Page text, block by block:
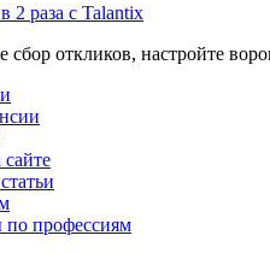
2 раза с Talantix
сбор откликов, настройте
по профессиям